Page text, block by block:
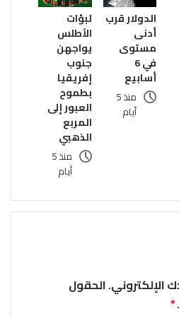
الدولار قرب
أدنى
مستوى
في 6
أسابيع
منذ 5
أيام
لبؤات
الأطلس
يواجهن
جنوب
إفريقيا
بطموح
العبور إلى
المربع
الذهبي
منذ 5
أيام
الإلكتروني.الحقول
*